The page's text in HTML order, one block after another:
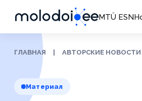
MTÜ ESN
ГЛАВНАЯ АВТОРСКИЕ НОВОСТИ
Материал